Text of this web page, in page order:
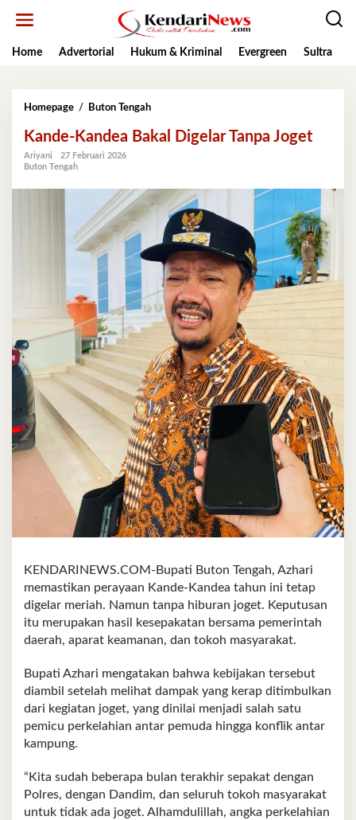
Home
Advertorial Hukum & Kriminal Evergreen Sultra
Homepage / Buton TengahKande-
Bakal
Kande-Kandea Bakal Digelar Tanpa Joget
Ariyani
27 Februari 2026
Buton Tengah
KENDARINEWS.COM-Bupati Buton Tengah, Azhari
memastikan perayaan Kande-Kandea tahun ini tetap
digelar meriah. Namun tanpa hiburan joget. Keputusan
itu merupakan hasil kesepakatan bersama pemerintah
daerah, aparat keamanan, dan tokoh masyarakat.
Bupati Azhari mengatakan bahwa kebijakan tersebut
diambil setelah melihat dampak yang kerap ditimbulkan
dari kegiatan joget, yang dinilai menjadi salah satu
pemicu perkelahian antar pemuda hingga konflik antar
kampung.
“Kita sudah beberapa bulan terakhir sepakat dengan
Polres, dengan Dandim, dan seluruh tokoh masyarakat
untuk tidak ada joget. Alhamdulillah, angka perkelahian